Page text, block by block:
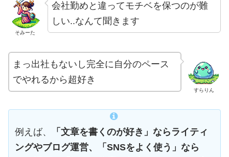
そみーた
会社勤めと違ってモチベを保つのが難
しい..なんて聞きます
すらりん
まっ出社もないし完全に自分のペース
でやれるから超好き
例えば、
「文章を書くのが好き」ならライティ
ングやブログ運営、「SNSをよく使う」なら